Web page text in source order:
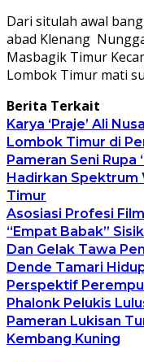
Dari situlah awal
abad Klenang
Masbagik Timur
Lombok Timur mati
Berita Terkait
Karya ‘Praje’ Ali
Lombok Timur di
Pameran Seni Rupa
Hadirkan Spektrum
Timur
Asosiasi Profesi
“Empat Babak”
Dan Gelak Tawa
Dende Tamari
Perspektif
Phalonk Pelukis
Pameran Lukisan
Kembang Kuning